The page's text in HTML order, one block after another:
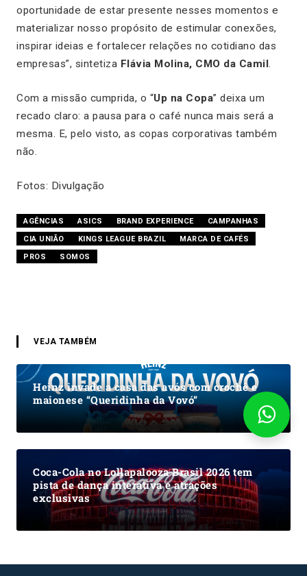
oportunidade de estar presente nesses momentos e
materializar nosso propósito de estimular conexões,
inspirar ideias e fortalecer relações no cotidiano das
empresas”, sintetiza Flávia Molina, CMO da Camil .
Com a missão cumprida, o “Up na Copa” deixa um
recado claro: a pausa para o café nunca mais será a
mesma. E, pelo visto, as copas corporativas também
não.
Fotos: Divulgação
AGÊNCIAS ASICS BRAND EXPERIENCE
CAMPANHAS
CIA UNIÃO
KINGS LEAGUE BRAZIL
MARCA DE CAFÉS
PROS
SOMOS
VEJA TAMBÉM
Heinz invade a casa das avós com crochê e
maionese “Queridinha da Vovó”
Coca-Cola no Lollapalooza Brasil 2026 tem
pista de dança interativa e atrações
exclusivas